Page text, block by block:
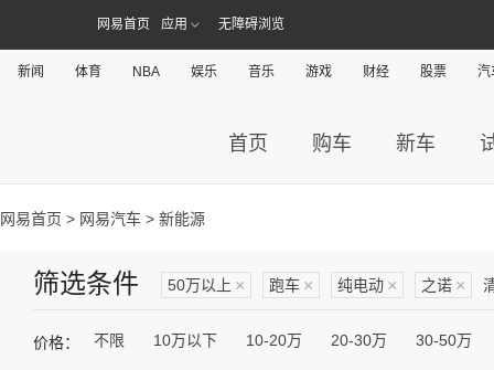
网易首页 应用 无障碍浏览
新闻 体育 NBA 娱乐 音乐 游戏 财经 股票 汽
首页 购车 新车
网易首页 > 网易汽车 > 新能源
筛选条件 50万以上 × 跑车 × 纯电动 × 之诺 ×
价格： 不限 10万以下 10-20万 20-30万 30-50万